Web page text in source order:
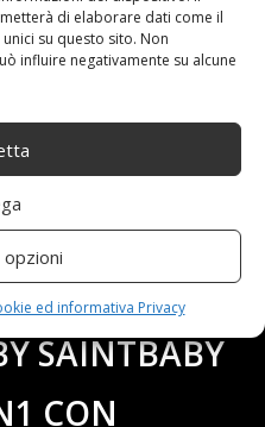
di elaborare dati come il
su questo sito. Non
influire negativamente su alcune
ed informativa Privacy
3IN1 2IN1
SAINTBABY
CON